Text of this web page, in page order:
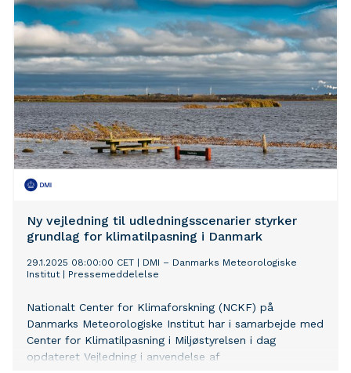
Ny vejledning til udledningsscenarier styrker
grundlag for klimatilpasning i Danmark
29.1.2025 08:00:00 CET
DMI – Danmarks Meteorologiske
Institut| Pressemeddelelse
Nationalt Center for Klimaforskning (NCKF) på
Danmarks Meteorologiske Institut har i samarbejde med
Center for Klimatilpasning i Miljøstyrelsen i dag
opdateret Vejledning i anvendelse af